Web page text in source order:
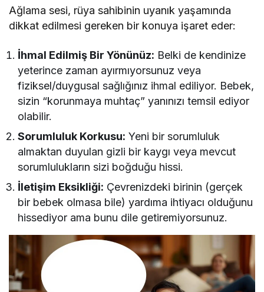
Ağlama sesi, rüya sahibinin uyanık yaşamında
dikkat edilmesi gereken bir konuya işaret eder:
İhmal Edilmiş Bir Yönünüz: Belki de kendinize
yeterince zaman ayırmıyorsunuz veya
fiziksel/duygusal sağlığınız ihmal ediliyor. Bebek,
sizin “korunmaya muhtaç” yanınızı temsil ediyor
olabilir.
Sorumluluk Korkusu: Yeni bir sorumluluk
almaktan duyulan gizli bir kaygı veya mevcut
sorumlulukların sizi boğduğu hissi.
İletişim Eksikliği: Çevrenizdeki birinin (gerçek
bir bebek olmasa bile) yardıma ihtiyacı olduğunu
hissediyor ama bunu dile getiremiyorsunuz.